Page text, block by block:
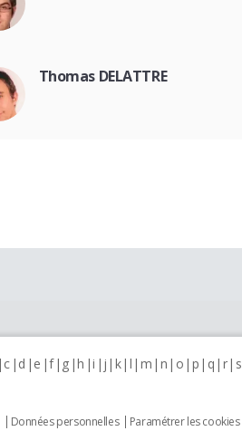
Thomas DELATTRE
c d e f g h i j k l m n o p q r s
Données personnelles Paramétrer les cookies